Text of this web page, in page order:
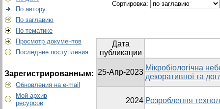
По автору
По заглавию
По тематике
Просмотр документов
Последние поступления
Зарегистрированным:
Обновления на e-mail
Мой архив
ресурсов
Сортировка:
Дата
публикации
25-Апр-2023
Мікробіологічна
декоративної та
2024 Розроблення